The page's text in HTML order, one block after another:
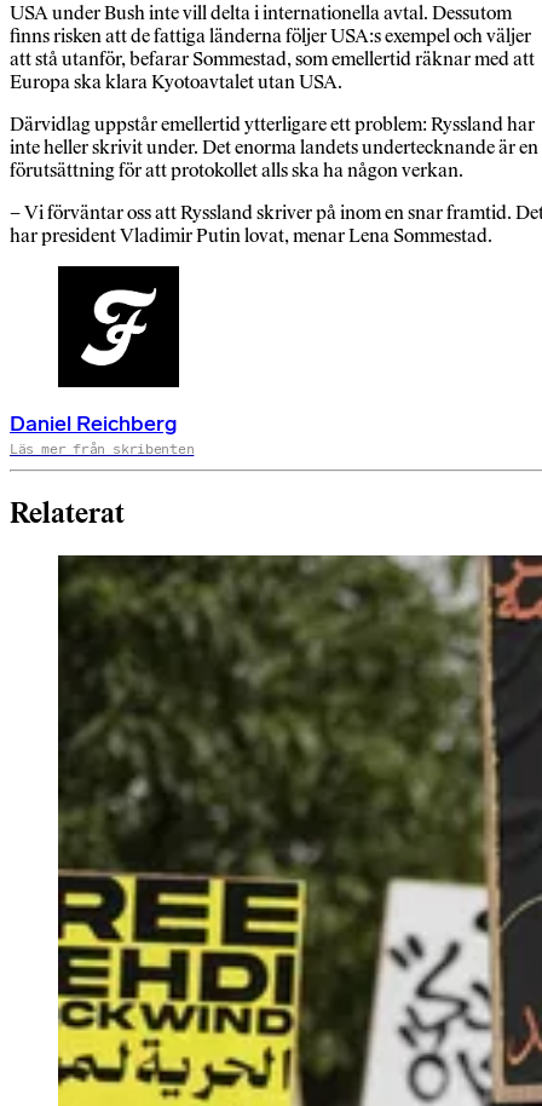
USA under Bush inte vill delta i internationella avtal. Dessutom
finns risken att de fattiga länderna följer USA:s exempel och väljer
att stå utanför, befarar Sommestad, som emellertid räknar med att
Europa ska klara Kyotoavtalet utan USA.
Därvidlag uppstår emellertid ytterligare ett problem: Ryssland har
inte heller skrivit under. Det enorma landets undertecknande är en
förutsättning för att protokollet alls ska ha någon verkan.
– Vi förväntar oss att Ryssland skriver på inom en snar framtid.
har president Vladimir Putin lovat, menar Lena Sommestad.
Daniel Reichberg
Läs mer från skribenten
Relaterat